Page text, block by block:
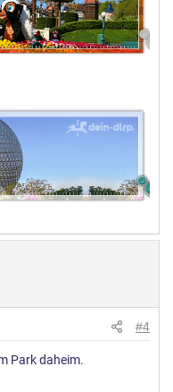
#4
Park daheim.